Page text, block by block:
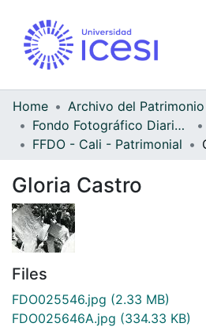
Home
Fondo Fotográfico Diario Occidente
FFDO - Cali - Patrimonial
Gloria Castro
Files
FDO025546.jpg (2.33 MB)
FDO025646A.jpg (334.33 KB)